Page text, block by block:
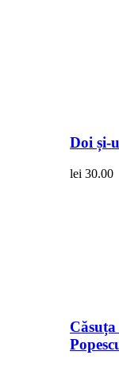
Doi și-
lei 30.00